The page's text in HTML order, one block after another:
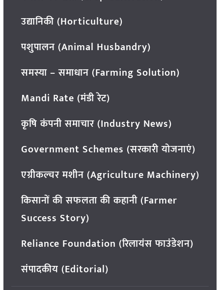
उद्यानिकी (Horticulture)
पशुपालन (Animal Husbandry)
समस्या – समाधान (Farming Solution)
Mandi Rate (मंडी रेट)
कृषि कंपनी समाचार (Industry News)
Government Schemes (सरकारी योजनाएं)
एग्रीकल्चर मशीन (Agriculture Machinery)
किसानों की सफलता की कहानी (Farmer
Success Story)
Reliance Foundation (रिलायंस फाउंडेशन)
संपादकीय (Editorial)